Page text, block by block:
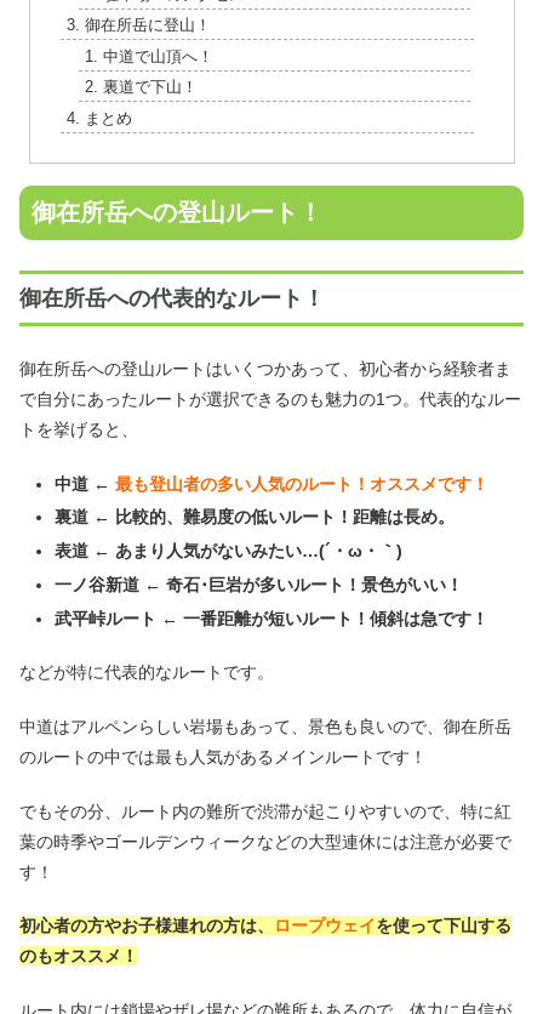
御在所岳に登山！
中道で山頂へ！
裏道で下山！
まとめ
御在所岳への登山ルート！
御在所岳への代表的なルート！
御在所岳への登山ルートはいくつかあって、初心者から経験者ま
で自分にあったルートが選択できるのも魅力の1つ。代表的なルー
トを挙げると、
中道 ← 最も登山者の多い人気のルート！オススメです！
裏道 ← 比較的、難易度の低いルート！距離は長め。
表道 ← あまり人気がないみたい…(´・ω・｀)
一ノ谷新道 ← 奇石･巨岩が多いルート！景色がいい！
武平峠ルート ← 一番距離が短いルート！傾斜は急です！
などが特に代表的なルートです。
中道はアルペンらしい岩場もあって、景色も良いので、御在所岳
のルートの中では最も人気があるメインルートです！
でもその分、ルート内の難所で渋滞が起こりやすいので、特に紅
葉の時季やゴールデンウィークなどの大型連休には注意が必要で
す！
初心者の方やお子様連れの方は、 ロープウェイを使って下山する
のもオススメ！
ルート内には鎖場やザレ場などの難所もあるので、体力に自信が